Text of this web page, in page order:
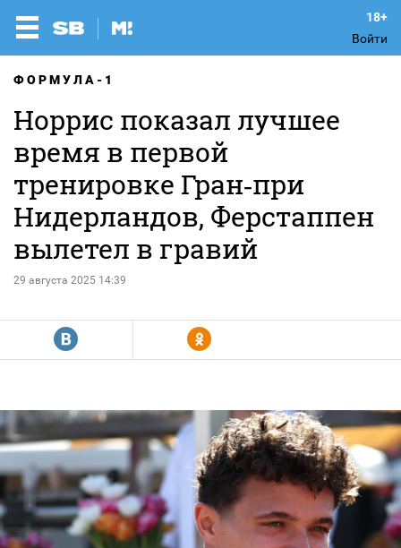
Войти
ФОРМУЛА-1
Норрис показал лучшее
время в первой
тренировке Гран‑при
Нидерландов, Ферстаппен
вылетел в гравий
29 августа 2025 14:39
R Y